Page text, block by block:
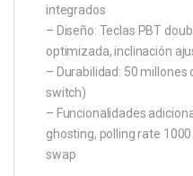
integrados
– Diseño: Teclas PBT
optimizada, inclinación
– Durabilidad: 50
switch)
– Funcionalidades
ghosting, polling rate
swap